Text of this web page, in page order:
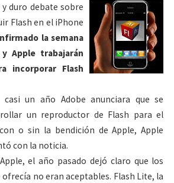
duro debate sobre
Flash en el iPhone
la semana
Apple trabajarán
incorporar Flash
un año Adobe anunciara que se
un reproductor de Flash para el
o sin la bendición de Apple, Apple
con la noticia.
el año pasado dejó claro que los
no eran aceptables. Flash Lite, la